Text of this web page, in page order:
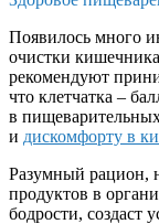
Появилось много
очистки
рекомендуют
что клетчатка –
в
и дискомфорту в
Разумный рацион,
продуктов в
бодрости, создаст